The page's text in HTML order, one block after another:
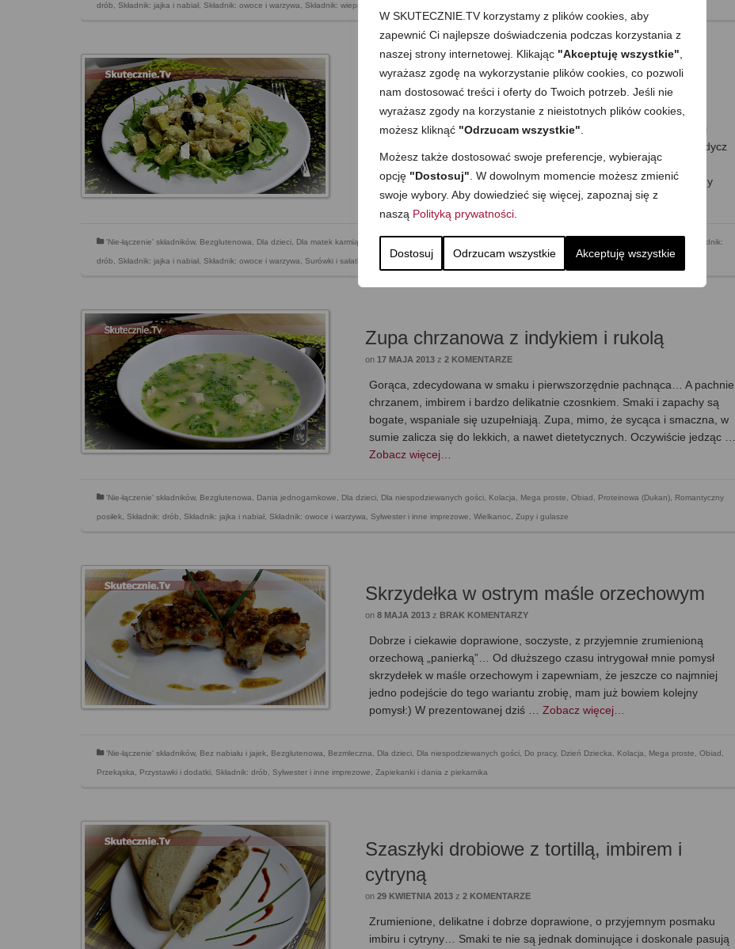
W SKUTECZNIE.TV korzystamy z plików cookies, aby
zapewnić Ci najlepsze doświadczenia podczas korzystania z
naszej strony internetowej. Klikając "Akceptuję wszystkie"
wyrażasz zgodę na wykorzystanie plików cookies, co pozwoli
nam dostosować treści i oferty do Twoich potrzeb. Jeśli nie
wyrażasz zgody na korzystanie z nieistotnych plików cookies,
możesz kliknąć "Odrzucam wszystkie"
Możesz także dostosować swoje preferencje, wybierając
opcję "Dostosuj" . W dowolnym momencie możesz zmienić
swoje wybory. Aby dowiedzieć się więcej, zapoznaj się z
naszą Polityką prywatności
Dostosuj Odrzucam wszystkie Akceptuję wszystkie
drób, Składnik: jajka i nabiał, Składnik: owoce i warzywa, Składnik: wieprzowina
Indyk zapiekany w ananasie i oliwkach
Miękkie i soczyste kawałki indyka, zapiekane w ananasie, oliwkach i
fecie… Doprawione dość ostro, ale ostre przyprawy równoważy słodycz
ananasa i naprawdę w daniu panuje smakowa harmonia:) Całkiem
prosta i przyjemna do przyrządzenia potrawa. Idealna na chwile, gdy
trzeba coś …Zobacz więcej…
'Nie-łączenie' składników, Bezglutenowa, Dla dzieci, Dla matek karmiących Składnik:
drób, Składnik: jajka i nabiał, Składnik: owoce i warzywa, Surówki i sałatki Zapiekanki i dania z piekarnika
Zupa chrzanowa z indykiem i rukolą
on 17 MAJA 2013 z2 KOMENTARZE
Gorąca, zdecydowana w smaku i pierwszorzędnie pachnąca… A pachnie
chrzanem, imbirem i bardzo delikatnie czosnkiem. Smaki i zapachy są
bogate, wspaniale się uzupełniają. Zupa, mimo, że sycąca i smaczna, w
sumie zalicza się do lekkich, a nawet dietetycznych. Oczywiście jedząc …
Zobacz więcej…
'Nie-łączenie' składników, Bezglutenowa, Dania jednogarnkowe, Dla dzieci, Dla niespodziewanych gości, Kolacja, Mega proste, Obiad, Proteinowa (Dukan), Romantyczny
posiłek, Składnik: drób, Składnik: jajka i nabiał, Składnik: owoce i warzywa, Sylwester i inne imprezowe, Wielkanoc, Zupy i gulasze
Skrzydełka w ostrym maśle orzechowym
on8 MAJA 2013 z BRAK KOMENTARZY
Dobrze i ciekawie doprawione, soczyste, z przyjemnie zrumienioną
orzechową „panierką”… Od dłuższego czasu intrygował mnie pomysł
skrzydełek w maśle orzechowym i zapewniam, że jeszcze co najmniej
jedno podejście do tego wariantu zrobię, mam już bowiem kolejny
pomysł:) W prezentowanej dziś …Zobacz więcej…
'Nie-łączenie' składników, Bez nabiału i jajek, Bezglutenowa, Bezmleczna, Dla dzieci, Dla niespodziewanych gości, Do pracy, Dzień Dziecka, Kolacja, Mega proste, Obiad,
Przekąska, Przystawki i dodatki, Składnik: drób, Sylwester i inne imprezowe, Zapiekanki i dania z piekarnika
Szaszłyki drobiowe z tortillą, imbirem i
cytryną
on29 KWIETNIA 2013 z2 KOMENTARZE
Zrumienione, delikatne i dobrze doprawione, o przyjemnym posmaku
imbiru i cytryny… Smaki te nie są jednak dominujące i doskonale pasują